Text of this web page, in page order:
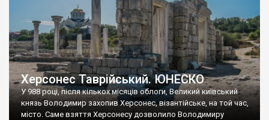
Херсонес Таврійський. ЮНЕСКО
У 988 році, після кількох місяців облоги, Великий київський
князь Володимир захопив Херсонес, візантійське, на той час,
місто. Саме взяття Херсонесу дозволило Володимиру